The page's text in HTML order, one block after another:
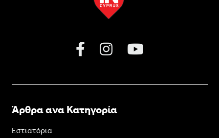
Άρθρα ανα Κατηγορία
Εστιατόρια